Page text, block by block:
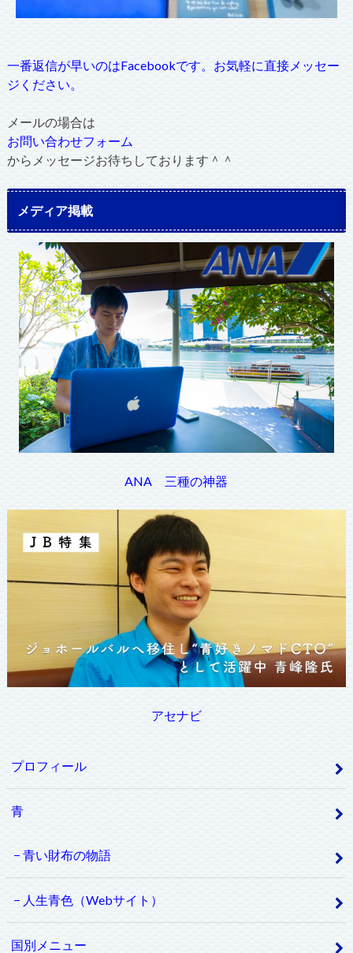
一番返信が早いのはFacebookです。お気軽に直接メッセー
ジください。
メールの場合は
お問い合わせフォーム
からメッセージお待ちしております＾＾
メディア掲載
ANA 三種の神器
アセナビ
プロフィール
青
青い財布の物語
人生青色（Webサイト）
国別メニュー